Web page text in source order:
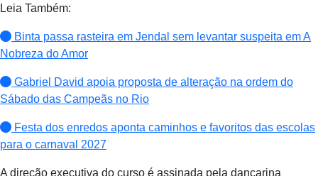
Leia Também:
Binta passa rasteira em Jendal sem levantar suspeita em A
Nobreza do Amor
Gabriel David apoia proposta de alteração na ordem do
Sábado das Campeãs no Rio
Festa dos enredos aponta caminhos e favoritos das escolas
para o carnaval 2027
A direção executiva do curso é assinada pela dançarina